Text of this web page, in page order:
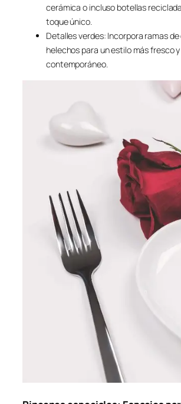
cerámica o incluso botellas
toque único.
Detalles verdes: Incorpora ramas
helechos para un estilo más fresco y
contemporáneo.